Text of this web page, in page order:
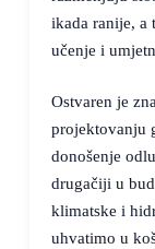
ikada ranije, a
učenje i
Ostvaren je
projektovanju
donošenje
drugačiji u
klimatske i
uhvatimo u